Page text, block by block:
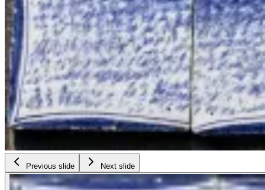
Previous slide Next slide